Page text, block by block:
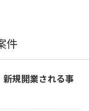
件
規開業される事